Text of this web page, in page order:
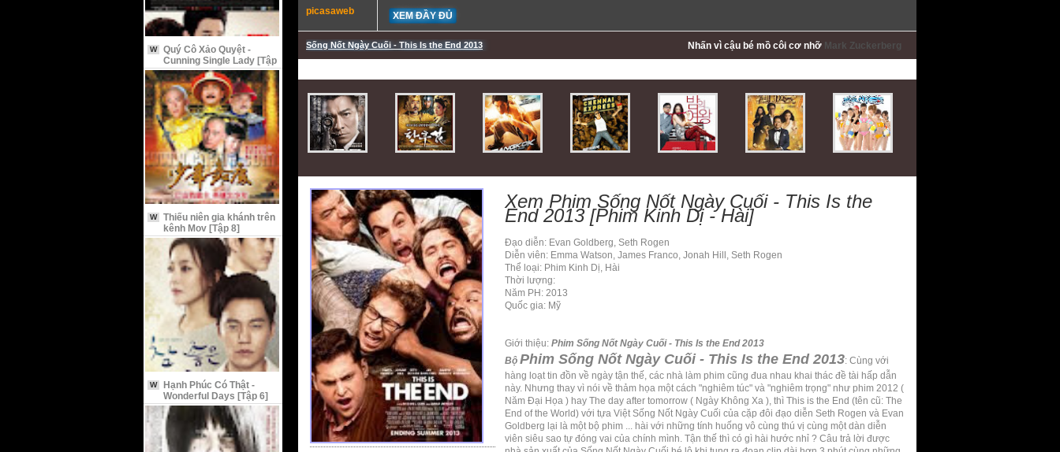
W
Quý Cô Xảo Quyệt -
Cunning Single Lady [Tập
9 Vietsub]
W
Thiếu niên gia khánh trên
kênh Mov [Tập 8]
W
Hạnh Phúc Có Thật -
Wonderful Days [Tập 6]
picasaweb XEM ĐẦY ĐỦ
Sống Nốt Ngày Cuối - This Is the End 2013 Nhấn vì cậu bé mồ côi cơ nhỡ Mark Zuckerberg
Xem Phim Sống Nốt Ngày Cuối - This Is the
End 2013 [Phim Kinh Dị - Hài]
Đạo diễn: Evan Goldberg, Seth Rogen
Diễn viên: Emma Watson, James Franco, Jonah Hill, Seth Rogen
Thể loại: Phim Kinh Dị, Hài
Thời lượng:
Năm PH: 2013
Quốc gia: Mỹ
Giới thiệu: Phim Sống Nốt Ngày Cuối - This Is the End 2013
Bộ Phim Sống Nốt Ngày Cuối - This Is the End 2013: Cùng với
hàng loạt tin đồn về ngày tận thế, các nhà làm phim cũng đua nhau khai thác đề tài hấp dẫn
này. Nhưng thay vì nói về thảm họa một cách "nghiêm túc" và "nghiêm trọng" như phim 2012 (
Năm Đại Họa ) hay The day after tomorrow ( Ngày Không Xa ), thì This is the End (tên cũ: The
End of the World) với tựa Việt Sống Nốt Ngày Cuối của cặp đôi đạo diễn Seth Rogen và Evan
Goldberg lại là một bộ phim ... hài với những tính huống vô cùng thú vị cùng một dàn diễn
viên siêu sao tự đóng vai của chính mình. Tận thế thì có gì hài hước nhỉ ? Câu trả lời được